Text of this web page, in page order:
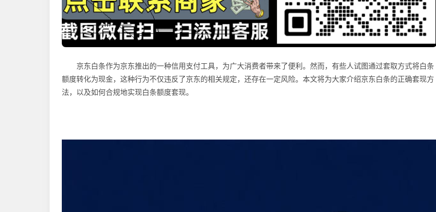
京东白条作为京东推出的一种信用支付工具，为广大消费者带来了便利。然而，有些人试图通过套取方式将白条
额度转化为现金，这种行为不仅违反了京东的相关规定，还存在一定风险。本文将为大家介绍京东白条的正确套现方
法，以及如何合规地实现白条额度套现。